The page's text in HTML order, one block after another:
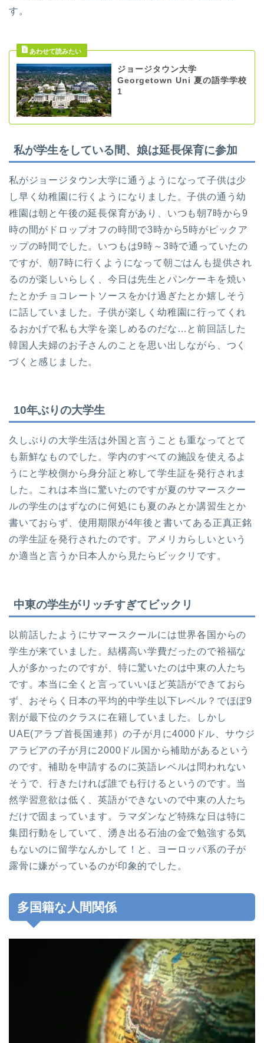
す。
ジョージタウン大学
Georgetown Uni 夏の語学学校
1
私が学生をしている間、娘は延長保育に参加
私がジョージタウン大学に通うようになって子供は少
し早く幼稚園に行くようになりました。子供の通う幼
稚園は朝と午後の延長保育があり、いつも朝7時から9
時の間がドロップオフの時間で3時から5時がピックア
ップの時間でした。いつもは9時～3時で通っていたの
ですが、朝7時に行くようになって朝ごはんも提供され
るのが楽しいらしく、今日は先生とパンケーキを焼い
たとかチョコレートソースをかけ過ぎたとか嬉しそう
に話していました。子供が楽しく幼稚園に行ってくれ
るおかげで私も大学を楽しめるのだな…と前回話した
韓国人夫婦のお子さんのことを思い出しながら、つく
づくと感じました。
10年ぶりの大学生
久しぶりの大学生活は外国と言うことも重なってとて
も新鮮なものでした。学内のすべての施設を使えるよ
うにと学校側から身分証と称して学生証を発行されま
した。これは本当に驚いたのですが夏のサマースクー
ルの学生のはずなのに何処にも夏のみとか講習生とか
書いておらず、使用期限が4年後と書いてある正真正銘
の学生証を発行されたのです。アメリカらしいという
か適当と言うか日本人から見たらビックリです。
中東の学生がリッチすぎてビックリ
以前話したようにサマースクールには世界各国からの
学生が来ていました。結構高い学費だったので裕福な
人が多かったのですが、特に驚いたのは中東の人たち
です。本当に全くと言っていいほど英語ができておら
ず、おそらく日本の平均的中学生以下レベル？でほぼ9
割が最下位のクラスに在籍していました。しかし
UAE(アラブ首長国連邦）の子が月に4000ドル、サウジ
アラビアの子が月に2000ドル国から補助があるという
のです。補助を申請するのに英語レベルは問われない
そうで、行きたければ誰でも行けるというのです。当
然学習意欲は低く、英語ができないので中東の人たち
だけで固まっています。ラマダンなど特殊な日は特に
集団行動をしていて、湧き出る石油の金で勉強する気
もないのに留学なんかして！と、ヨーロッパ系の子が
露骨に嫌がっているのが印象的でした。
多国籍な人間関係